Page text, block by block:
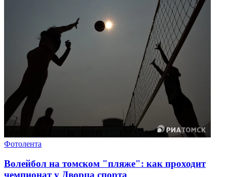
Фотолента
Волейбол на томском "пляже": как проходит
чемпионат у Дворца спорта